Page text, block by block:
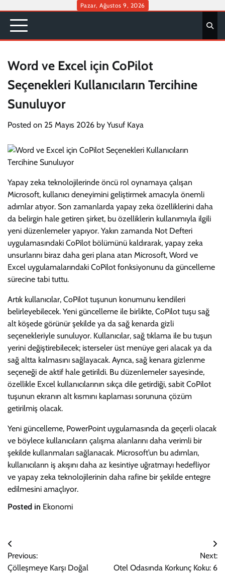
content
Pazar, Ağustos 9, 2026
Word ve Excel için CoPilot
Seçenekleri Kullanıcıların Tercihine
Sunuluyor
Posted on 25 Mayıs 2026 by Yusuf Kaya
Yapay zeka teknolojilerinde öncü rol oynamaya çalışan
Microsoft, kullanıcı deneyimini geliştirmek amacıyla önemli
adımlar atıyor. Son zamanlarda yapay zeka özelliklerini daha
da belirgin hale getiren şirket, bu özelliklerin kullanımıyla ilgili
yeni düzenlemeler yapıyor. Yakın zamanda Not Defteri
uygulamasındaki CoPilot bölümünü kaldırarak, yapay zeka
unsurlarını biraz daha geri plana atan Microsoft, Word ve
Excel uygulamalarındaki CoPilot fonksiyonunu da güncelleme
sürecine tabi tuttu.
Artık kullanıcılar, CoPilot tuşunun konumunu kendileri
belirleyebilecek. Yeni güncelleme ile birlikte, CoPilot tuşu sağ
alt köşede görünür şekilde ya da sağ kenarda gizli
seçenekleriyle sunuluyor. Kullanıcılar, sağ tıklama ile bu tuşun
yerini değiştirebilecek; isterseler üst menüye geri alacak ya da
sağ altta kalmasını sağlayacak. Ayrıca, sağ kenara gizlenme
seçeneği de aktif hale getirildi. Bu düzenlemeler sayesinde,
özellikle Excel kullanıcılarının sıkça dile getirdiği, sabit CoPilot
tuşunun ekranın alt kısmını kaplaması sorununa çözüm
getirilmiş olacak.
Yeni güncelleme, PowerPoint uygulamasında da geçerli olacak
ve böylece kullanıcıların çalışma alanlarını daha verimli bir
şekilde kullanmaları sağlanacak. Microsoft’un bu adımları,
kullanıcıların iş akışını daha az kesintiye uğratmayı hedefliyor
ve yapay zeka teknolojilerinin daha rafine bir şekilde entegre
edilmesini amaçlıyor.
Posted in Ekonomi
Yazı
gezinmesi
Previous:
Çölleşmeye Karşı Doğal
Next:
Otel Odasında Korkunç Koku: 6